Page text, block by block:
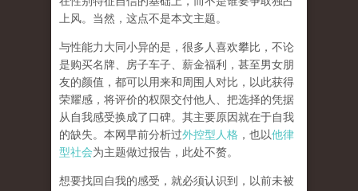
上风。当然，这点不是本文主题。
与性能力大同小异的是，很多人喜欢攀比，不论
是购买名牌、房子车子、薪金福利，甚至男女朋
友的颜值，都可以用来和周围人对比，以此获得
荣耀感，将评价的权限交付他人、把选择的凭据
从自我感受换成了口碑。其主要原因就在于自我
的缺失。本网早前分析过外控型人格 ，也以他律
型社会为主题做过报告，此处不赘。
想要找回自我的感受，就必须认识到，以前未被